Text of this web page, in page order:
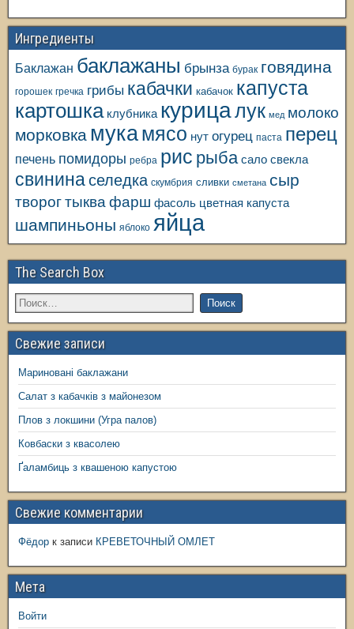
Ингредиенты
Баклажан баклажаны брынза бурак говядина
горошек гречка грибы кабачки кабачок капуста
картошка клубника курицалук мед молоко
морковка мукамясо нут огурец паста перец
печень помидоры ребра рис рыба сало свекла
свининаселедка скумбрия сливки сметана сыр
творогтыква фарш фасоль цветная капуста
шампиньоны яблоко яйца
The Search Box
Свежие записи
Мариновані баклажани
Салат з кабачків з майонезом
Плов з локшини (Угра палов)
Ковбаски з квасолею
Ґаламбиць з квашеною капустою
Свежие комментарии
Фёдор к записи КРЕВЕТОЧНЫЙ ОМЛЕТ
Мета
Войти